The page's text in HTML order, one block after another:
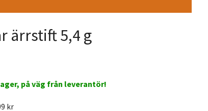
ärrstift 5,4 g
på väg från leverantör!
kr